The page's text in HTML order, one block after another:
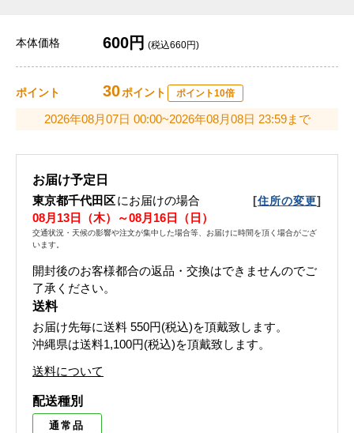
本体価格 600円 (税込660円)
ポイント 30ポイント ポイント10倍
2026年08月07日 00:00~2026年08月08日 23:59まで
お届け予定日
東京都千代田区にお届けの場合 [住所の変更]
08月13日（木）～08月16日（日）
交通状況・天候の影響や注文が集中した場合等、お届けに時間を頂く場合がござ
います。
開封後のお客様都合の返品・交換はできませんのでご
了承ください。
送料
お届け先毎に送料 550円(税込)を頂戴致します。
沖縄県は送料1,100円(税込)を頂戴致します。
送料について
配送種別
通常品